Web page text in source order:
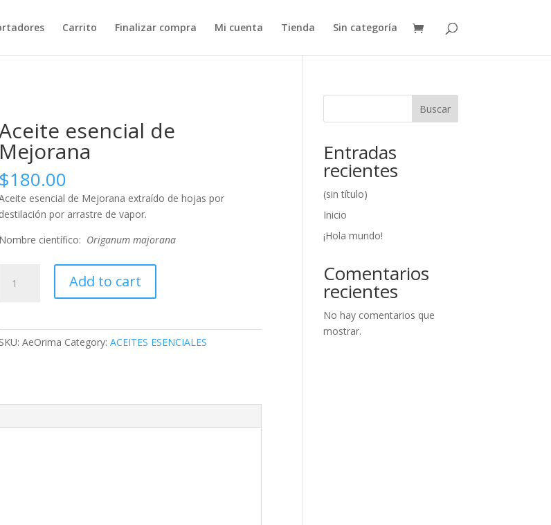
Carrito Finalizar compra Mi cuenta Tienda Sin categoría
esencial de
Mejorana
$180.00
esencial de Mejorana extraído de hojas por
destilación por arrastre de vapor.
Nombre científico: Origanum majorana
esencial
Add to cart
SKU:AeOrima Category:ACEITES ESENCIALES
Buscar
Entradas
recientes
(sin título)
Inicio
¡Hola mundo!
Comentarios
recientes
No hay comentarios que
mostrar.